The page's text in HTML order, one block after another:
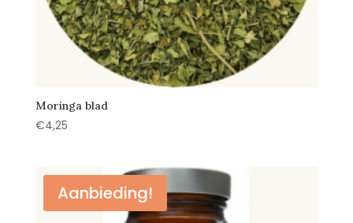
Moringa blad
€4,25
Aanbieding!